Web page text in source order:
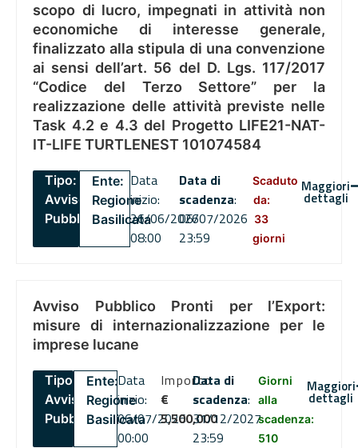
scopo di lucro, impegnati in attività non
economiche di interesse generale,
finalizzato alla stipula di una convenzione
ai sensi dell’art. 56 del D. Lgs. 117/2017
“Codice del Terzo Settore” per la
realizzazione delle attività previste nelle
Task 4.2 e 4.3 del Progetto LIFE21-NAT-
IT-LIFE TURTLENEST 101074584
Tipo:
Avviso
Pubblico
Ente:
Regione
Basilicata
Data
inizio:
26/06/2026
08:00
Data di
scadenza:
06/07/2026
23:59
Scaduto
da:
33
giorni
Maggiori
dettagli
Avviso Pubblico Pronti per l’Export:
misure di internazionalizzazione per le
imprese lucane
Tipo:
Avviso
Pubblico
Ente:
Regione
Basilicata
Data
inizio:
06/07/2026
00:00
Importo
€
5,500,000
Data di
scadenza:
31/12/2027
23:59
Giorni
alla
scadenza:
510
Maggiori
dettagli